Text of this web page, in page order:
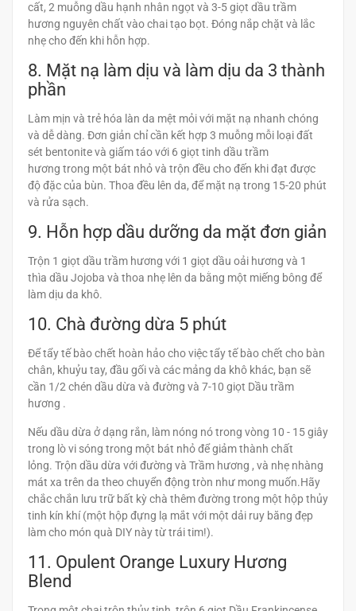
cất, 2 muỗng dầu hạnh nhân ngọt và 3-5 giọt dầu trầm
hương nguyên chất vào chai tạo bọt. Đóng nắp chặt và lắc
nhẹ cho đến khi hỗn hợp.
8. Mặt nạ làm dịu và làm dịu da 3 thành
phần
Làm mịn và trẻ hóa làn da mệt mỏi với mặt nạ nhanh chóng
và dễ dàng. Đơn giản chỉ cần kết hợp 3 muỗng mỗi loại đất
sét bentonite và giấm táo với 6 giọt tinh dầu trầm
hương trong một bát nhỏ và trộn đều cho đến khi đạt được
độ đặc của bùn. Thoa đều lên da, để mặt nạ trong 15-20 phút
và rửa sạch.
9. Hỗn hợp dầu dưỡng da mặt đơn giản
Trộn 1 giọt dầu trầm hương với 1 giọt dầu oải hương và 1
thìa dầu Jojoba và thoa nhẹ lên da bằng một miếng bông để
làm dịu da khô.
10. Chà đường dừa 5 phút
Để tẩy tế bào chết hoàn hảo cho việc tẩy tế bào chết cho bàn
chân, khuỷu tay, đầu gối và các mảng da khô khác, bạn sẽ
cần 1/2 chén dầu dừa và đường và 7-10 giọt Dầu trầm
hương .
Nếu dầu dừa ở dạng rắn, làm nóng nó trong vòng 10 - 15 giây
trong lò vi sóng trong một bát nhỏ để giảm thành chất
lỏng. Trộn dầu dừa với đường và Trầm hương , và nhẹ nhàng
mát xa trên da theo chuyển động tròn như mong muốn.Hãy
chắc chắn lưu trữ bất kỳ chà thêm đường trong một hộp thủy
tinh kín khí (một hộp đựng lạ mắt với một dải ruy băng đẹp
làm cho món quà DIY này từ trái tim!).
11. Opulent Orange Luxury Hương
Blend